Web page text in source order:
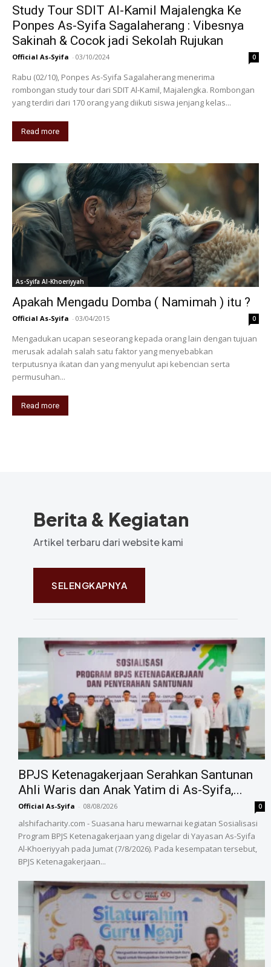
Study Tour SDIT Al-Kamil Majalengka Ke
Ponpes As-Syifa Sagalaherang : Vibesnya
Sakinah & Cocok jadi Sekolah Rujukan
Official As-Syifa - 03/10/2024 0
Rabu (02/10), Ponpes As-Syifa Sagalaherang menerima
rombongan study tour dari SDIT Al-Kamil, Majalengka. Rombongan
yang terdiri dari 170 orang yang diikuti siswa jenjang kelas...
Read more
As-Syifa Al-Khoeriyyah
Apakah Mengadu Domba ( Namimah ) itu ?
Official As-Syifa - 03/04/2015 0
Mengadukan ucapan seseorang kepada orang lain dengan tujuan
merusak adalah salah satu faktor yang menyebabkan
terputusnya ikatan dan yang menyulut api kebencian serta
permusuhan...
Read more
Berita & Kegiatan
Artikel terbaru dari website kami
SELENGKAPNYA
BPJS Ketenagakerjaan Serahkan Santunan
Ahli Waris dan Anak Yatim di As-Syifa,...
Official As-Syifa - 08/08/2026 0
alshifacharity.com - Suasana haru mewarnai kegiatan Sosialisasi
Program BPJS Ketenagakerjaan yang digelar di Yayasan As-Syifa
Al-Khoeriyyah pada Jumat (7/8/2026). Pada kesempatan tersebut,
BPJS Ketenagakerjaan...